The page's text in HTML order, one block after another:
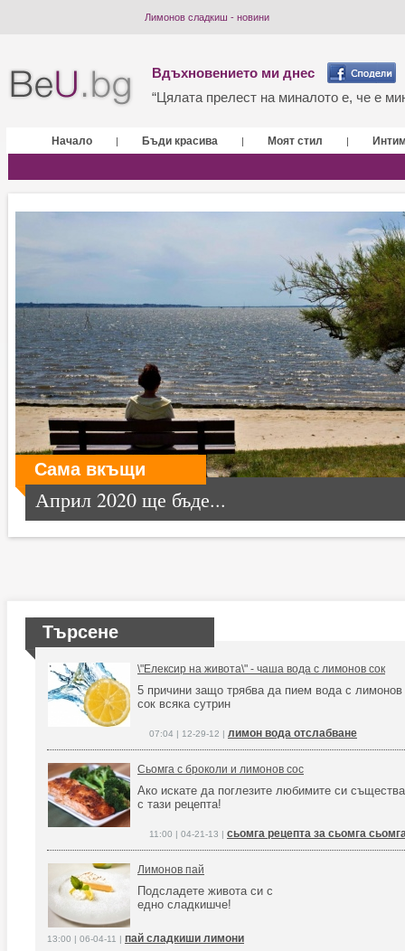
Лимонов сладкиш - новини
Вдъхновението ми днес
“Цялата прелест на миналото е, че е
Начало | Бъди красива | Моят стил |
Сама вкъщи
Април 2020 ще бъде...
Търсене
\"Елексир на живота\" - чаша вода с лимонов сок
5 причини защо трябва да пием вода с лимонов
сок всяка сутрин
07:04 | 12-29-12 | лимон вода отслабване
Сьомга с броколи и лимонов сос
Ако искате да поглезите любимите си
с тази рецепта!
11:00 | 04-21-13 | сьомга рецепта за сьомга
Лимонов пай
Подсладете живота си с
едно сладкишче!
13:00 | 06-04-11 | пай сладкиши лимони